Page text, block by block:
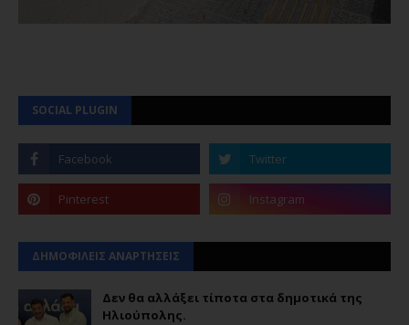
SOCIAL PLUGIN
ΔΗΜΟΦΙΛΕΙΣ ΑΝΑΡΤΗΣΕΙΣ
Δεν θα αλλάξει τίποτα στα δημοτικά της
Ηλιούπολης.